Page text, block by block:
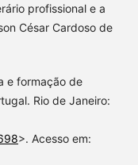
profissional e a
César Cardoso de
e formação de
Rio de Janeiro:
>. Acesso em: